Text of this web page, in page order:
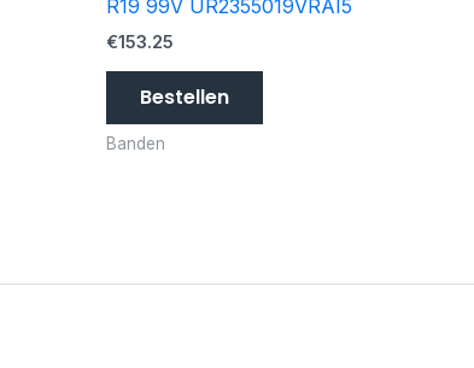
R19 99V UR2355019VRAI5
€153.25
Bestellen
Banden